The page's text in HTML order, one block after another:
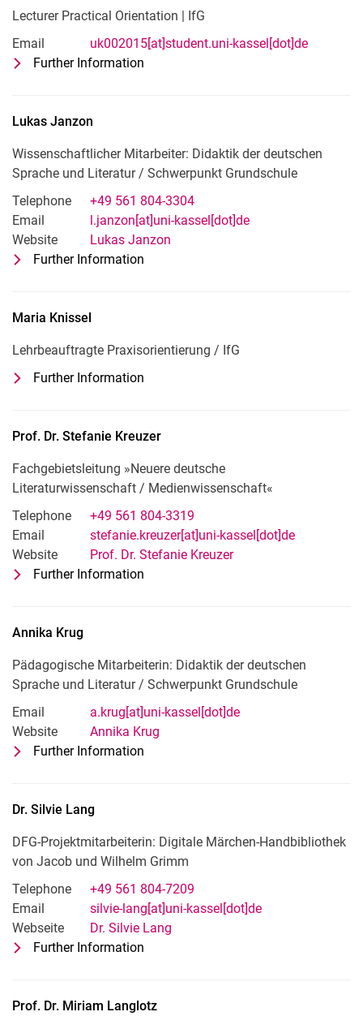
Lecturer Practical Orientation | IfG
Email
uk002015[at]student.uni-kassel[dot]de
Further Information
Lukas Janzon
Wissenschaftlicher Mitarbeiter: Didaktik der deutschen
Sprache und Literatur / Schwerpunkt Grundschule
Telephone
+49 561 804-3304
Email
l.janzon[at]uni-kassel[dot]de
Website
Lukas Janzon
Further Information
Maria Knissel
Lehrbeauftragte Praxisorientierung /​ IfG
Further Information
Prof. Dr. Stefanie Kreuzer
Fachgebietsleitung »Neuere deutsche
Literaturwissenschaft / Medienwissenschaft«
Telephone
+49 561 804-3319
Email
stefanie.kreuzer[at]uni-kassel[dot]de
Website
Prof. Dr. Stefanie Kreuzer
Further Information
Annika Krug
Pädagogische Mitarbeiterin: Didaktik der deutschen
Sprache und Literatur /​ Schwerpunkt Grundschule
Email
a.krug[at]uni-kassel[dot]de
Website
Annika Krug
Further Information
Dr. Silvie Lang
DFG-Projektmitarbeiterin: Digitale Märchen-Handbibliothek
von Jacob und Wilhelm Grimm
Telephone
+49 561 804-7209
Email
silvie-lang[at]uni-kassel[dot]de
Webseite
Dr. Silvie Lang
Further Information
Prof. Dr. Miriam Langlotz